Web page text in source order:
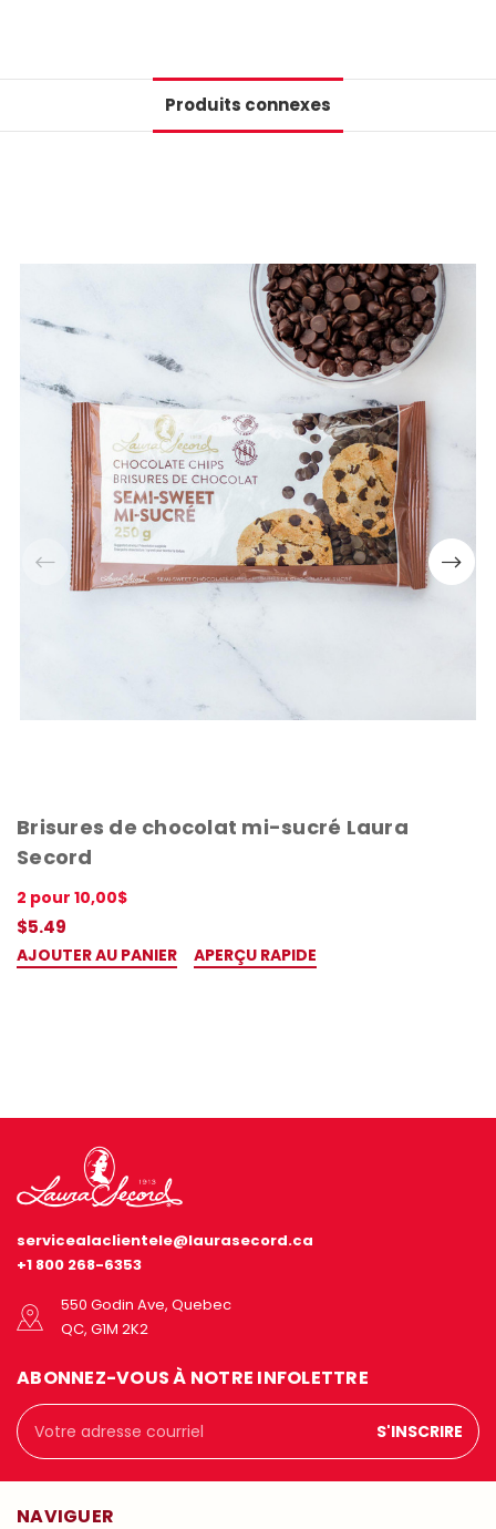
Produits connexes
Brisures de chocolat mi-sucré Laura
Secord
2 pour 10,00$
$5.49
AJOUTER AU PANIER APERÇU RAPIDE
servicealaclientele@laurasecord.ca
+1 800 268-6353
550 Godin Ave, Quebec
QC, G1M 2K2
ABONNEZ-VOUS À NOTRE INFOLETTRE
Adresse
courriel
NAVIGUER
📢Pssst... Abonne-toi à notre
infolettre et obtiens 10% de
rabais ⬇
Numéro de téléphone
+1
Keep me up to date on news and offers
For more information on how we process your data for marketing communication. Check our
Ne manque rien, inscris-toi 🤍